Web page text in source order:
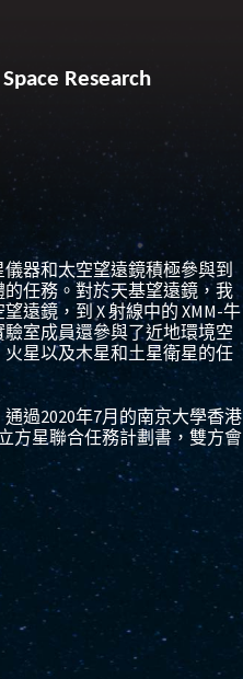
Research
器和太空望遠鏡積極參與到
任務。對於天基望遠鏡，我
遠鏡，到X射線中的 XMM-牛
室成員還參與了近地環境空
星以及木星和土星衛星的任
通過2020年7月的南京大學香港
方星聯合任務計劃書，雙方會